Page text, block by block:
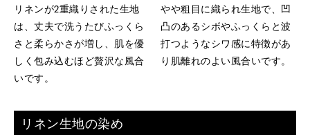
リネンが2重織りされた生地
は、丈夫で洗うたびふっくら
さと柔らかさが増し、肌を優
しく包み込むほど贅沢な風合
いです。
やや粗目に織られ生地で、凹
凸のあるシボやふっくらと波
打つようなシワ感に特徴があ
り肌離れのよい風合いです。
リネン生地の染め